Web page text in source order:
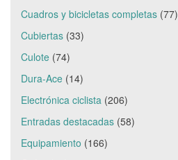
Cuadros y bicicletas completas (77)
Cubiertas (33)
Culote (74)
Dura-Ace (14)
Electrónica ciclista (206)
Entradas destacadas (58)
Equipamiento (166)